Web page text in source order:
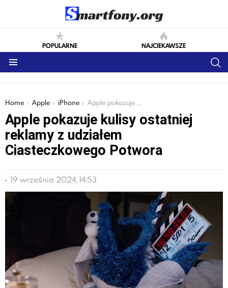
POPULARNE NAJCIEKAWSZE
You are here:
Home Apple iPhone Apple pokazuje kulisy ostatniej reklamy z udziałem Ciasteczkowego Potwora
Apple pokazuje kulisy ostatniej
reklamy z udziałem
Ciasteczkowego Potwora
19 września 2024, 14:53